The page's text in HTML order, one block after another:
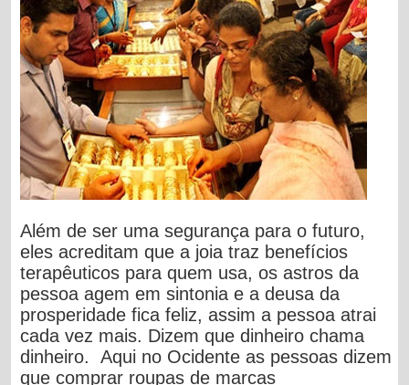
Além de ser uma segurança para o futuro,
eles acreditam que a joia traz benefícios
terapêuticos para quem usa, os astros da
pessoa agem em sintonia e a deusa da
prosperidade fica feliz, assim a pessoa atrai
cada vez mais. Dizem que dinheiro chama
dinheiro. Aqui no Ocidente as pessoas dizem
que comprar roupas de marcas